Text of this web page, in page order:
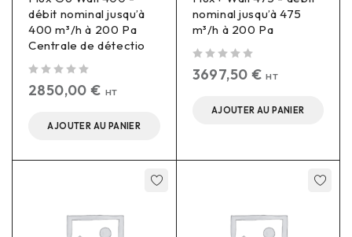
débit nominal jusqu’à
400 m³/h à 200 Pa
Centrale de détectio
2850,00€ HT
AJOUTER AU PANIER
nominal jusqu’à 475
m³/h à 200 Pa
3697,50 € HT
AJOUTER AU PANIER